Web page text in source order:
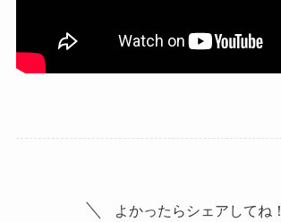
よかったらシェアしてね！